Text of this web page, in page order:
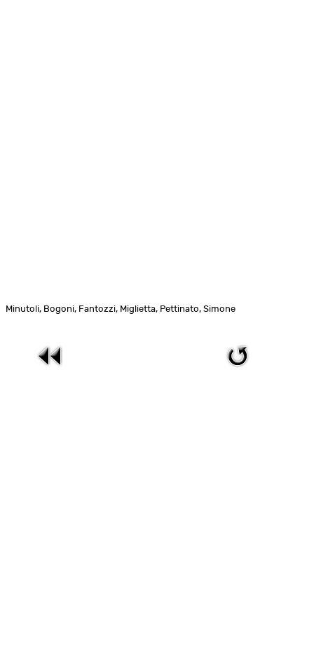
Minutoli, Bogoni, Fantozzi, Miglietta, Pettinato, Simone